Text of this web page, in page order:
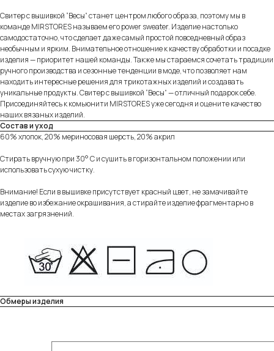
Свитер с вышивкой “Весы” станет центром любого образа, поэтому мы в
команде MIRSTORES называем его power sweater. Изделие настолько
самодостаточно, что сделает даже самый простой повседневный образ
необычным и ярким. Внимательное отношение к качеству обработки и посадке
изделия — приоритет нашей команды. Также мы стараемся сочетать традиции
ручного производства и сезонные тенденции в моде, что позволяет нам
находить интересные решения для трикотажных изделий и создавать
уникальные продукты. Свитер с вышивкой “Весы” — отличный подарок себе.
Присоединяйтесь к комьюнити MIRSTORES уже сегодня и оцените качество
наших вязаных изделий.
Состав и уход
60% хлопок, 20% мериносовая шерсть, 20% акрил
Стирать вручную при 30° C и сушить в горизонтальном положении или
использовать сухую чистку.
Внимание! Если в вышивке присутствует красный цвет, не замачивайте
изделие во избежание окрашивания, а стирайте изделие фрагментарно в
местах загрязнений.
Обмеры изделия